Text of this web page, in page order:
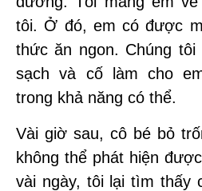
tôi. Ở đó, em có được
thức ăn ngon. Chúng
sạch và cố làm cho
trong khả năng có thể.
Vài giờ sau, cô bé bỏ
không thể phát hiện
vài ngày, tôi lại tìm thấy